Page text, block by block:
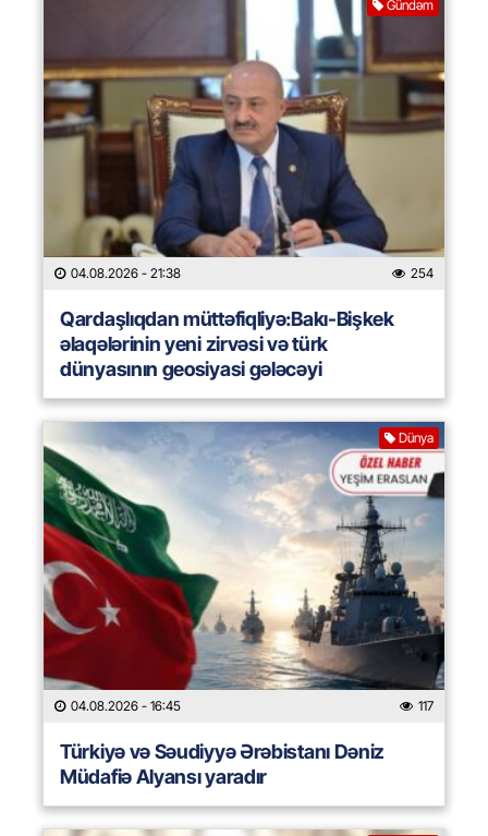
Gündəm
04.08.2026 - 21:38 254
Qardaşlıqdan müttəfiqliyə:Bakı-Bişkek
əlaqələrinin yeni zirvəsi və türk
dünyasının geosiyasi gələcəyi
Dünya
04.08.2026 - 16:45 117
Türkiyə və Səudiyyə Ərəbistanı Dəniz
Müdafiə Alyansı yaradır